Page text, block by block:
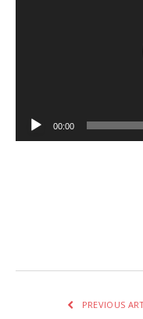
00:00
PREVIOUS